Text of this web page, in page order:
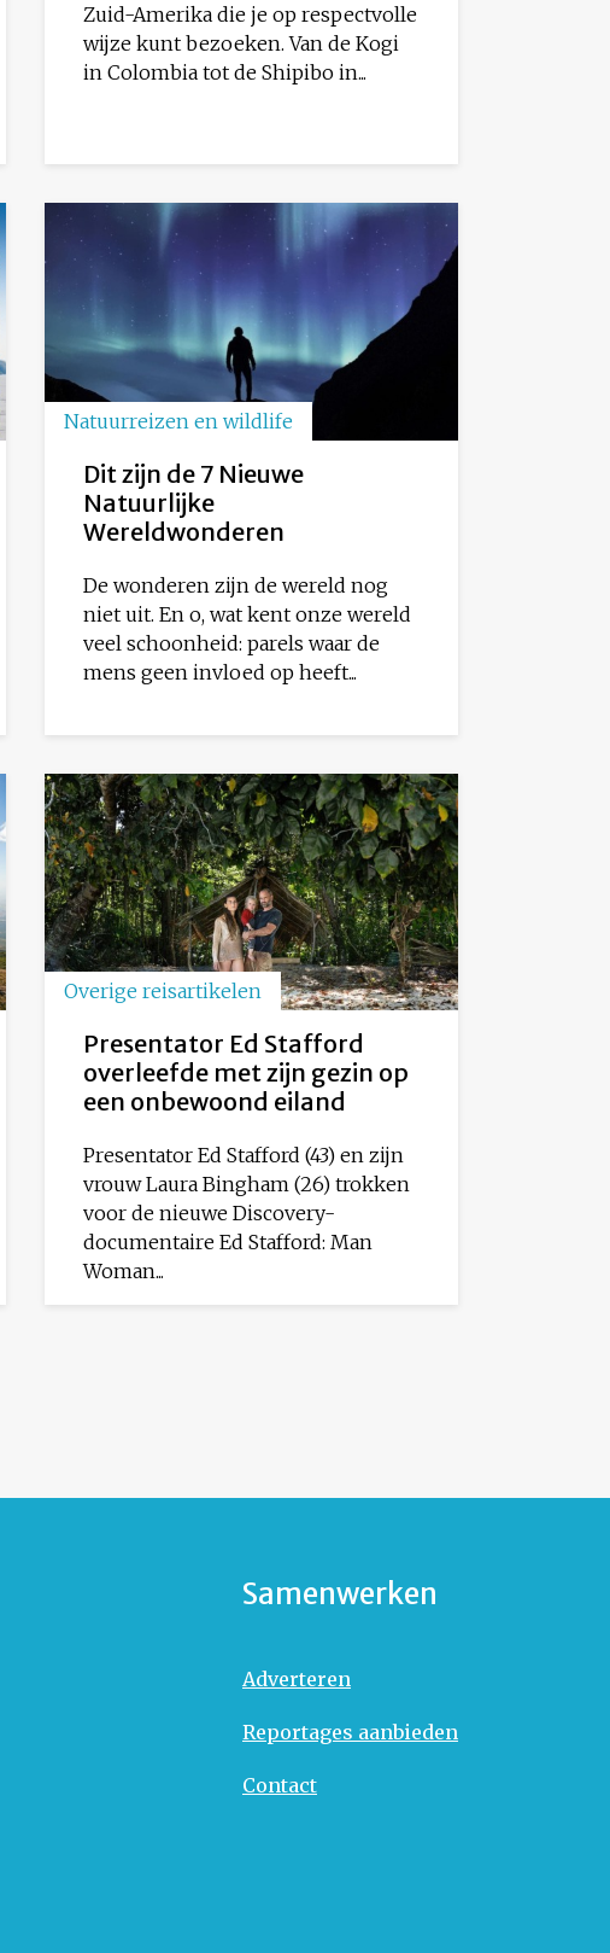
Zuid-Amerika die je op respectvolle
wijze kunt bezoeken. Van de Kogi
in Colombia tot de Shipibo in...
Natuurreizen en wildlife
Dit zijn de 7 Nieuwe
Natuurlijke
Wereldwonderen
De wonderen zijn de wereld nog
niet uit. En o, wat kent onze wereld
veel schoonheid: parels waar de
mens geen invloed op heeft...
Overige reisartikelen
Presentator Ed Stafford
overleefde met zijn gezin op
een onbewoond eiland
Presentator Ed Stafford (43) en zijn
vrouw Laura Bingham (26) trokken
voor de nieuwe Discovery-
documentaire Ed Stafford: Man
Woman...
Samenwerken
Adverteren
Reportages aanbieden
Contact